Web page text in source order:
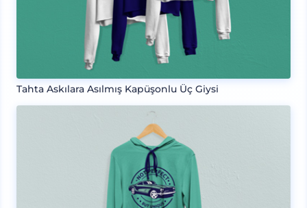
Tahta Askılara Asılmış Kapüşonlu Üç Giysi